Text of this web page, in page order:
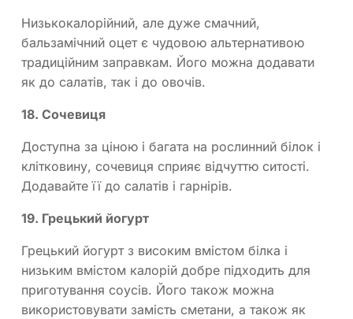
Низькокалорійний, але дуже смачний,
бальзамічний оцет є чудовою альтернативою
традиційним заправкам. Його можна додавати
як до салатів, так і до овочів.
18. Сочевиця
Доступна за ціною і багата на рослинний білок і
клітковину, сочевиця сприяє відчуттю ситості.
Додавайте її до салатів і гарнірів.
19. Грецький йогурт
Грецький йогурт з високим вмістом білка і
низьким вмістом калорій добре підходить для
приготування соусів. Його також можна
використовувати замість сметани, а також як